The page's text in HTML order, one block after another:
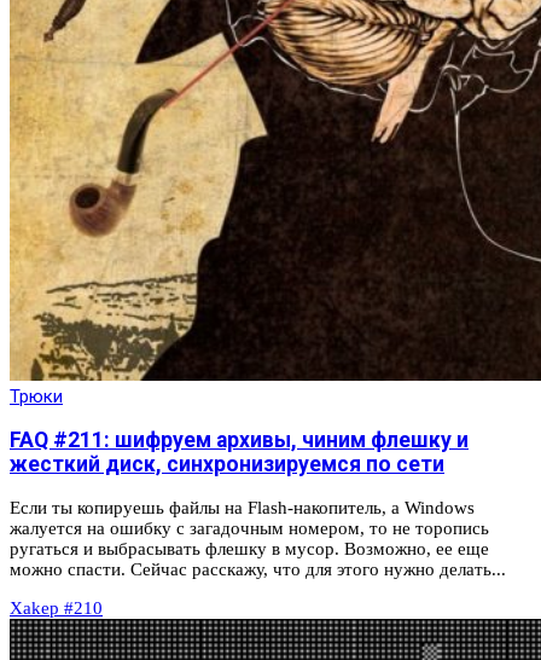
Трюки
FAQ #211: шифруем архивы, чиним флешку и
жесткий диск, синхронизируемся по сети
Если ты копируешь файлы на Flash-накопитель, а Windows
жалуется на ошибку с загадочным номером, то не торопись
ругаться и выбрасывать флешку в мусор. Возможно, ее еще
можно спасти. Сейчас расскажу, что для этого нужно делать...
Xakep #210